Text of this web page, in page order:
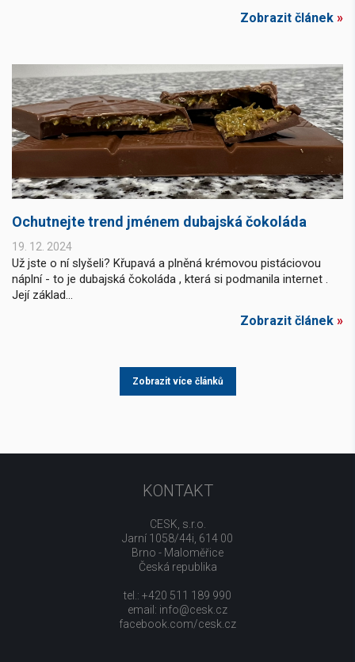
Zobrazit článek »
Ochutnejte trend jménem dubajská čokoláda
19. 12. 2024
Už jste o ní slyšeli? Křupavá a plněná krémovou pistáciovou
náplní - to je dubajská čokoláda , která si podmanila internet .
Její základ...
Zobrazit článek »
Zobrazit více článků
KONTAKT
CESK, s.r.o.
Jarní 1058/44i, 614 00
Brno - Maloměřice
Česká republika
tel.: +420 511 189 990
email: info@cesk.cz
facebook.com/cesk.cz